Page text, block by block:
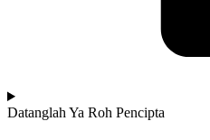
Datanglah Ya Roh Pencipta